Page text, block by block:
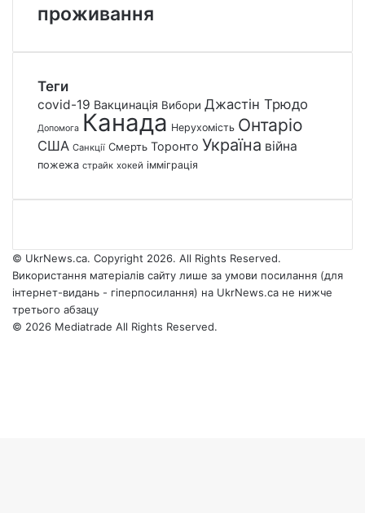
проживання
Теги
covid-19 Вакцинація Вибори Джастін Трюдо
Допомога Канада Нерухомість Онтаріо
США Санкції Смерть Торонто Україна війна
пожежа страйк хокей імміграція
© UkrNews.ca. Copyright 2026. All Rights Reserved.
Використання матеріалів сайту лише за умови посилання (для
інтернет-видань - гіперпосилання) на UkrNews.ca не нижче
третього абзацу
© 2026 Mediatrade All Rights Reserved.